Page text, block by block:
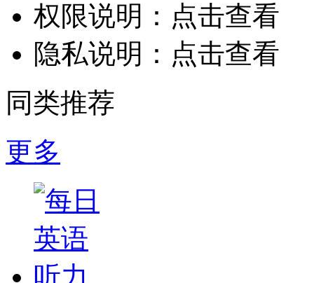
权限说明： 点击查看
隐私说明： 点击查看
同类推荐
更多